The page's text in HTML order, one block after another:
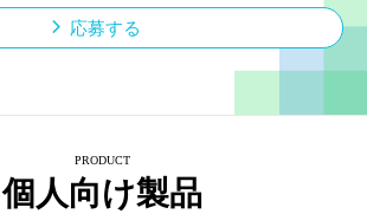
応募する
PRODUCT
個人向け製品